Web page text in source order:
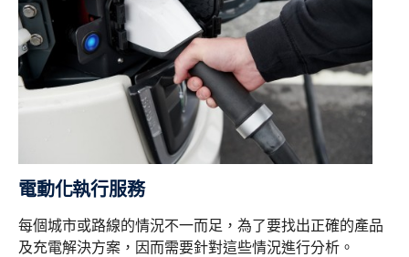
電動化執行服務
每個城市或路線的情況不一而足，為了要找出正確的產品
及充電解決方案，因而需要針對這些情況進行分析。